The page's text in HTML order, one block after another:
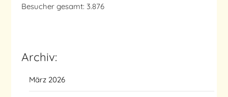
Besucher gesamt: 3.876
Archiv:
März 2026